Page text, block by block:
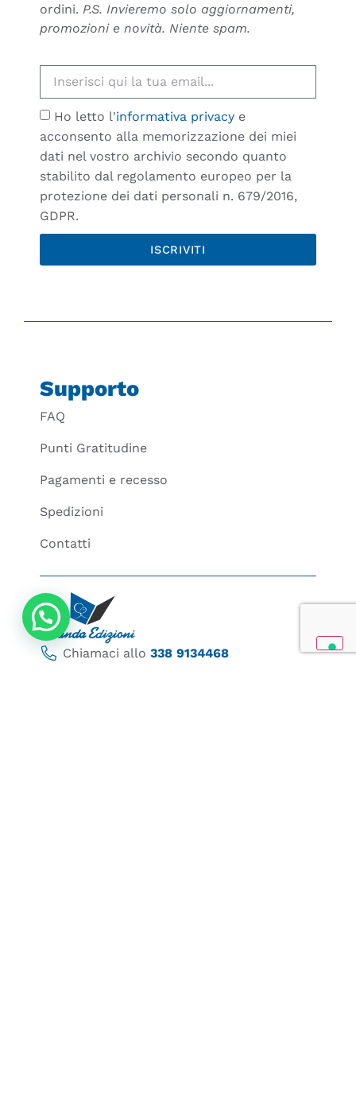
ordini. P.S. Invieremo solo aggiornamenti,
promozioni e novità. Niente spam.
Ho letto l'informativa privacy e
acconsento alla memorizzazione dei miei
dati nel vostro archivio secondo quanto
stabilito dal regolamento europeo per la
protezione dei dati personali n. 679/2016,
GDPR.
ISCRIVITI
Chiamaci allo 338 9134468
Supporto
FAQ
Punti Gratitudine
Pagamenti e recesso
Spedizioni
Contatti